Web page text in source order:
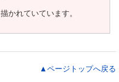
かれていています。
▲ページトップへ戻る